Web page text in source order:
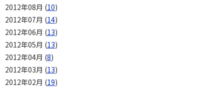
2012年08月 (10)
2012年07月 (14)
2012年06月 (13)
2012年05月 (13)
2012年04月 (8)
2012年03月 (13)
2012年02月 (19)